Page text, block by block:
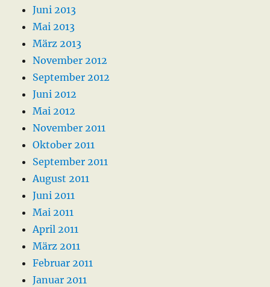
Juni 2013
Mai 2013
März 2013
November 2012
September 2012
Juni 2012
Mai 2012
November 2011
Oktober 2011
September 2011
August 2011
Juni 2011
Mai 2011
April 2011
März 2011
Februar 2011
Januar 2011